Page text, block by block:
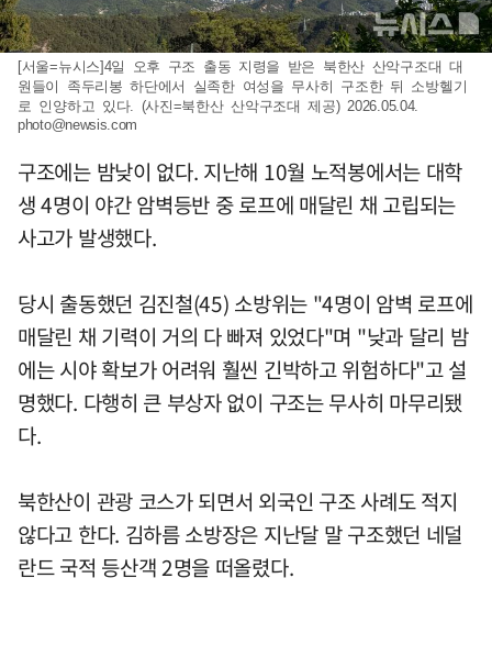
[서울=뉴시스]4일 오후 구조 출동 지령을 받은 북한산 산악구조대 대
원들이 족두리봉 하단에서 실족한 여성을 무사히 구조한 뒤 소방헬기
로 인양하고 있다. (사진=북한산 산악구조대 제공) 2026.05.04.
photo@newsis.com
구조에는 밤낮이 없다. 지난해 10월 노적봉에서는 대학
생 4명이 야간 암벽등반 중 로프에 매달린 채 고립되는
사고가 발생했다.
당시 출동했던 김진철(45) 소방위는 "4명이 암벽 로프에
매달린 채 기력이 거의 다 빠져 있었다"며 "낮과 달리 밤
에는 시야 확보가 어려워 훨씬 긴박하고 위험하다"고 설
명했다. 다행히 큰 부상자 없이 구조는 무사히 마무리됐
다.
북한산이 관광 코스가 되면서 외국인 구조 사례도 적지
않다고 한다. 김하름 소방장은 지난달 말 구조했던 네덜
란드 국적 등산객 2명을 떠올렸다.